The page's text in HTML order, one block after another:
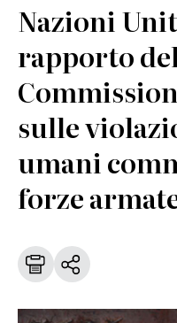
Nazioni
rapporto
sulle
umani
forze